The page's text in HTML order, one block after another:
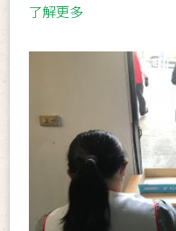
了解更多